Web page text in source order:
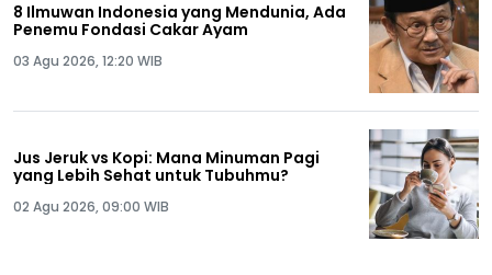
8 Ilmuwan Indonesia yang Mendunia, Ada
Penemu Fondasi Cakar Ayam
03 Agu 2026, 12:20 WIB
Jus Jeruk vs Kopi: Mana Minuman Pagi
yang Lebih Sehat untuk Tubuhmu?
02 Agu 2026, 09:00 WIB